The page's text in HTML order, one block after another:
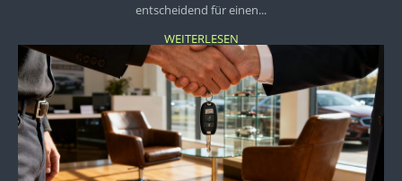
entscheidend für einen...
WEITERLESEN